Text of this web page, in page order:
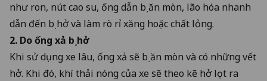
như ron, nút cao su, ống dẫn bị ăn mòn, lão hóa nhanh
dẫn đến bị hở và làm rò rỉ xăng hoặc chất lỏng.
2. Do ống xả bị hở
Khi sử dụng xe lâu, ống xả sẽ bị ăn mòn và có những vết
hở. Khi đó, khí thải nóng của xe sẽ theo kẽ hở lọt ra